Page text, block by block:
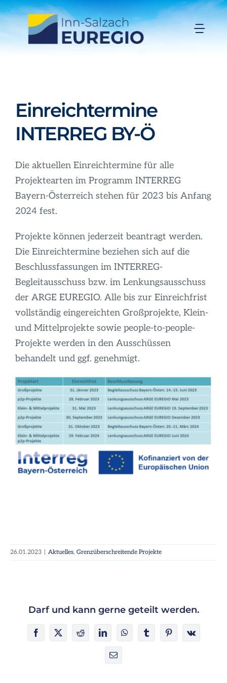
Zum
Inhalt
springen
Projekte
Förderungen
Organisation
Infos
Einreichtermine
INTERREG BY-Ö
Die aktuellen Einreichtermine für alle
Projektearten im Programm INTERREG
Bayern-Österreich stehen für 2023 bis Anfang
2024 fest.
Projekte können jederzeit beantragt werden.
Die Einreichtermine beziehen sich auf die
Beschlussfassungen im INTERREG-
Begleitausschuss bzw. im Lenkungsausschuss
der ARGE EUREGIO. Alle bis zur Einreichfrist
vollständig eingereichten Großprojekte, Klein-
und Mittelprojekte sowie people-to-people-
Projekte werden in den Ausschüssen
behandelt und ggf. genehmigt.
26.01.2023 | Aktuelles, Grenzüberschreitende Projekte
Darf und kann gerne geteilt werden.
Facebook
X RedditLinkedInWhatsAppTumblrPinterest
Vk
E-
Mail